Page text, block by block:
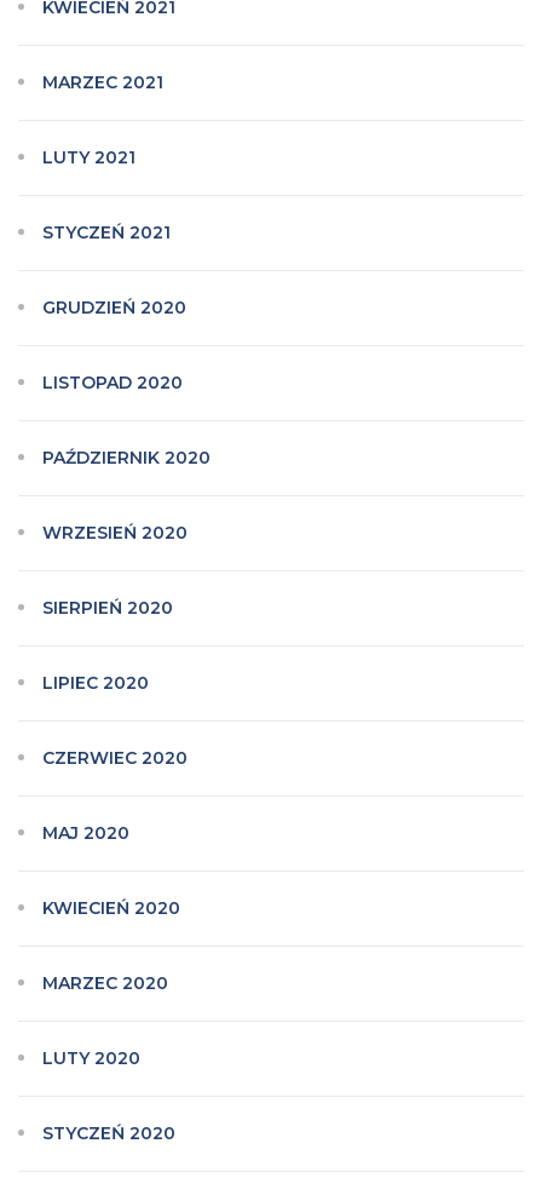
KWIECIEŃ 2021
MARZEC 2021
LUTY 2021
STYCZEŃ 2021
GRUDZIEŃ 2020
LISTOPAD 2020
PAŹDZIERNIK 2020
WRZESIEŃ 2020
SIERPIEŃ 2020
LIPIEC 2020
CZERWIEC 2020
MAJ 2020
KWIECIEŃ 2020
MARZEC 2020
LUTY 2020
STYCZEŃ 2020